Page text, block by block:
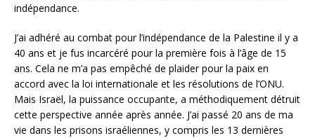
indépendance.
J’ai adhéré au combat pour l’indépendance de la Palestine il y a
40 ans et je fus incarcéré pour la première fois à l’âge de 15
ans. Cela ne m’a pas empêché de plaider pour la paix en
accord avec la loi internationale et les résolutions de l’ONU.
Mais Israël, la puissance occupante, a méthodiquement détruit
cette perspective année après année. J’ai passé 20 ans de ma
vie dans les prisons israéliennes, y compris les 13 dernières